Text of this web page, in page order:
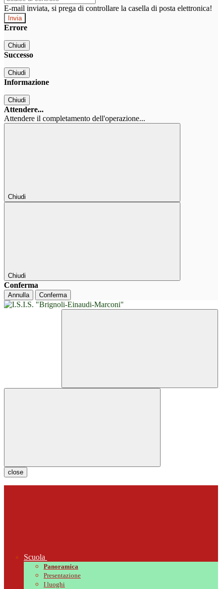
E-mail inviata, si prega di controllare la casella di posta elettronica!
Errore
Chiudi
Successo
Chiudi
Informazione
Chiudi
Attendere...
Attendere il completamento dell'operazione...
Chiudi
Chiudi
Conferma
Annulla Conferma
close
Scuola
Panoramica
Presentazione
I luoghi